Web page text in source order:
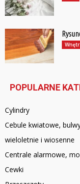
POPULARNE
Cylindry
Cebule kwiatowe,
wieloletnie i wiosenne
Centrale alarmowe,
Cewki